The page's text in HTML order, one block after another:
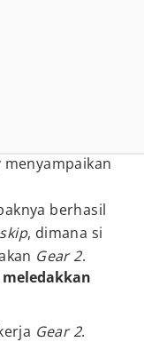
berhasil
, dimana si
Gear 2.
meledakkan
Gear 2.